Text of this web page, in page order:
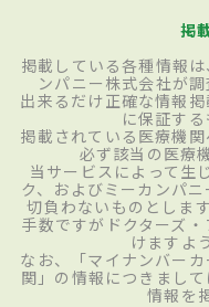
掲
掲載している各種情報
ンパニー株式会社が
出来るだけ正確な情報
に保証する
掲載されている医療機
必ず該当の医療
当サービスによって生
ク、およびミーカンパ
切負わないものとしま
手数ですがドクターズ
けますよ
なお、「マイナンバー
関」の情報につきまし
情報を